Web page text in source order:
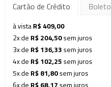
Cartão de Crédito Boleto
à vistaR$ 409,00
2x de R$ 204,50sem juros
3x de R$ 136,33 sem juros
4x de R$ 102,25 sem juros
5x de R$ 81,80sem juros
6x de R$ 68,17 sem juros